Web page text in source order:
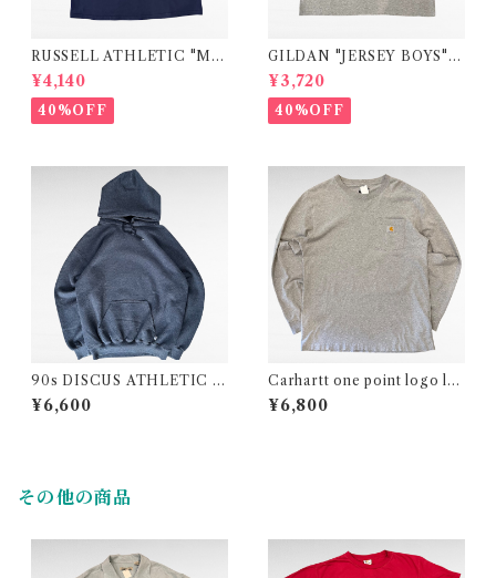
RUSSELL ATHLETIC "MI
CHIGAN" college print t-s
hirt
¥4,140
40%OFF
GILDAN "JERSEY BOYS"
movie print t-shirt
¥3,720
40%OFF
90s DISCUS ATHLETIC pl
ain sweat parka
¥6,600
Carhartt one point logo lo
ng sleeve pocket t-shirt
¥6,800
その他の商品